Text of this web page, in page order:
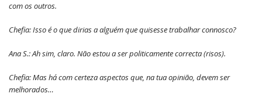
com os outros.
Chefia: Isso é o que dirias a alguém que quisesse trabalhar connosco?
Ana S.: Ah sim, claro. Não estou a ser politicamente correcta (risos).
Chefia: Mas há com certeza aspectos que, na tua opinião, devem ser
melhorados…